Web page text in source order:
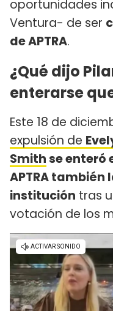
oportunidades
Ventura- de ser
de APTRA.
¿Qué dijo
enterarse
Este 18 de
expulsión de
Smithse enteró
APTRA también
institución tras
votación de los